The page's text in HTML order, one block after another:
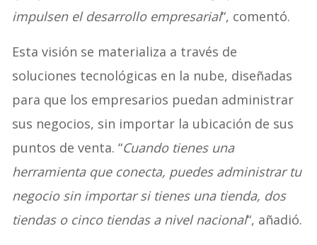
impulsen el desarrollo empresarial“, comentó.
Esta visión se materializa a través de
soluciones tecnológicas en la nube, diseñadas
para que los empresarios puedan administrar
sus negocios, sin importar la ubicación de sus
puntos de venta. “Cuando tienes una
herramienta que conecta, puedes administrar tu
negocio sin importar si tienes una tienda, dos
tiendas o cinco tiendas a nivel nacional“, añadió.